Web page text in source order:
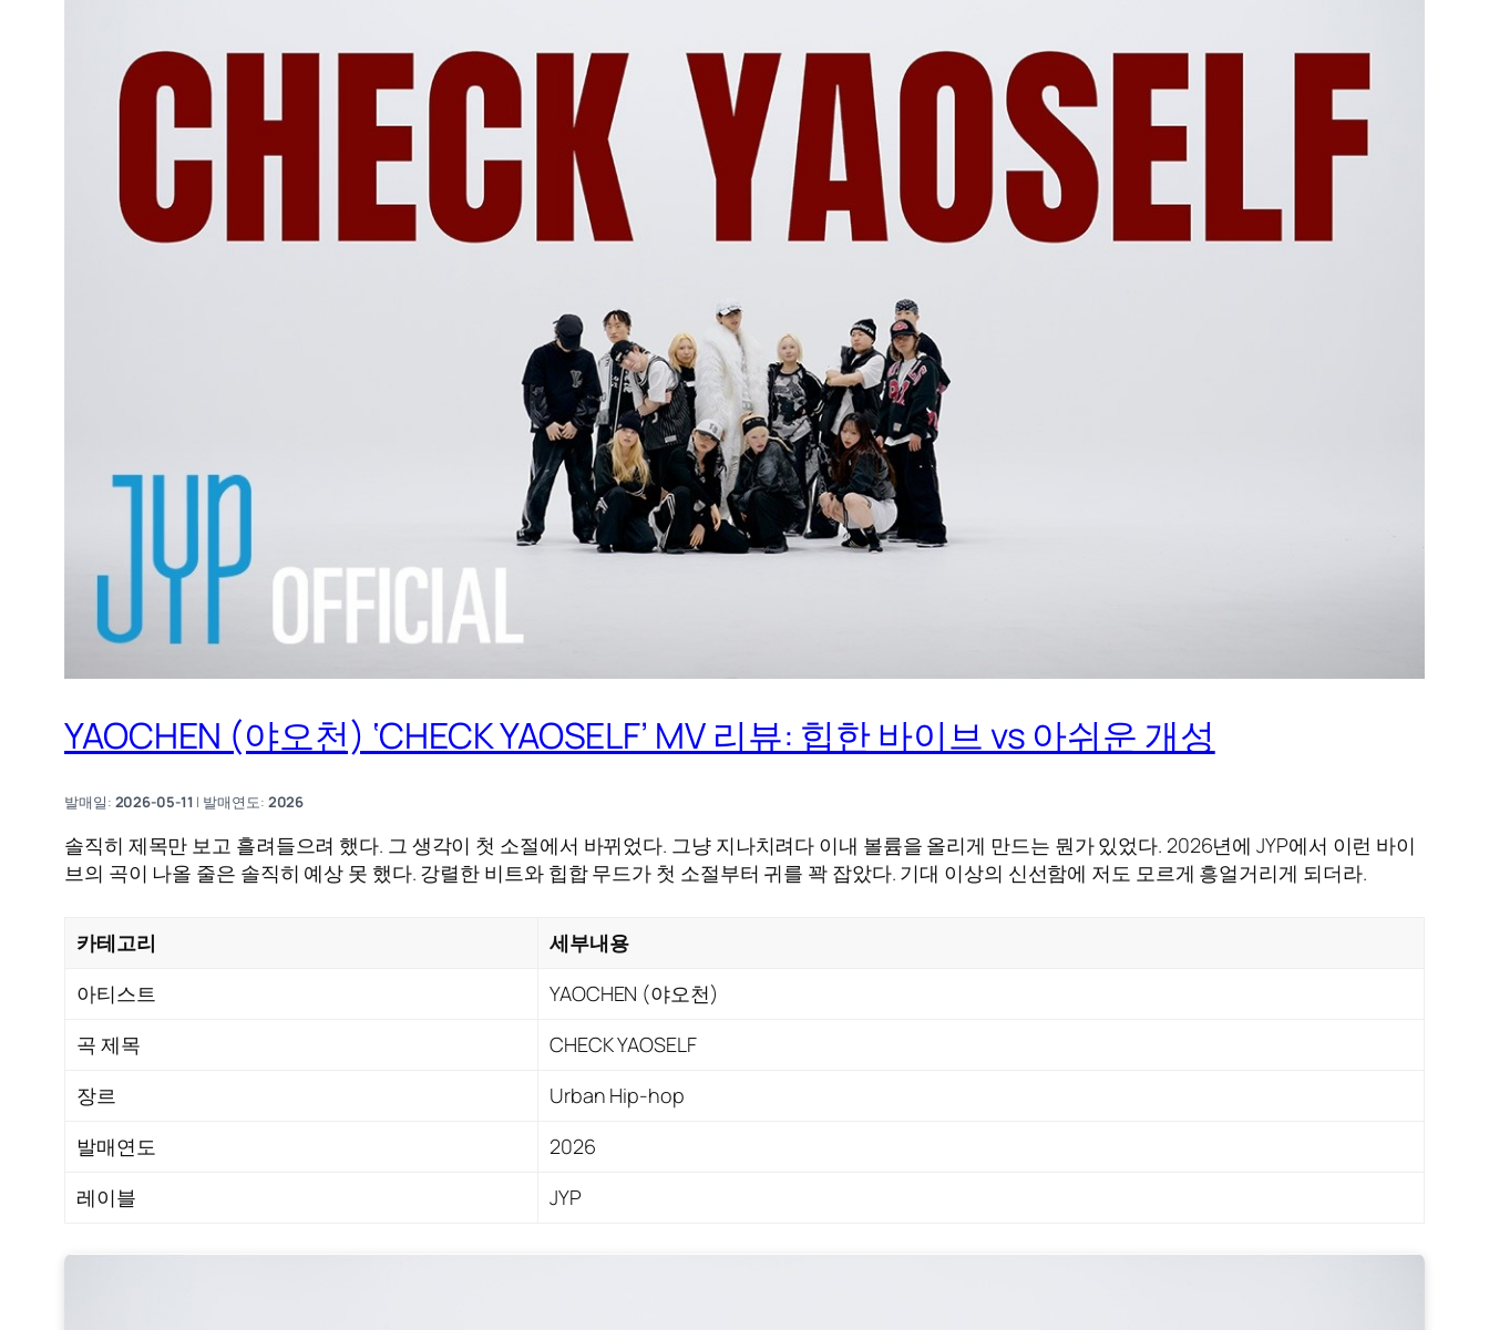
YAOCHEN (야오천) ‘CHECK YAOSELF’ MV 리뷰: 힙한 바이브 vs 아쉬운 개성
발매일: 2026-05-11 | 발매연도: 2026
솔직히 제목만 보고 흘려들으려 했다. 그 생각이 첫 소절에서 바뀌었다. 그냥 지나치려다 이내 볼륨을 올리게 만드는 뭔가 있었다. 2026년에 JYP에서 이런 바이
브의 곡이 나올 줄은 솔직히 예상 못 했다. 강렬한 비트와 힙합 무드가 첫 소절부터 귀를 꽉 잡았다. 기대 이상의 신선함에 저도 모르게 흥얼거리게 되더라.
카테고리
세부내용
아티스트
YAOCHEN (야오천)
곡 제목
CHECK YAOSELF
장르
Urban Hip-hop
발매연도
2026
레이블
JYP